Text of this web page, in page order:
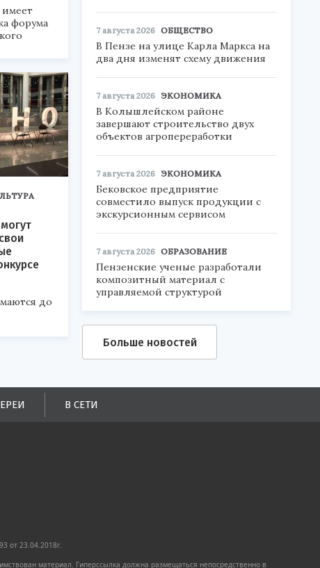
форума
до
7 августа 2026 ОБЩЕСТВО
В Пензе на улице Карла Маркса на
два дня изменят схему движения
7 августа 2026 ЭКОНОМИКА
В Колышлейском районе
завершают строительство двух
объектов агропереработки
7 августа 2026 ЭКОНОМИКА
Бековское предприятие
совместило выпуск продукции с
экскурсионным сервисом
7 августа 2026 ОБРАЗОВАНИЕ
Пензенские ученые разработали
композитный материал с
управляемой структурой
Больше новостей
В СЕТИ
от 23.04.2018г.
материал. Гиперссылка должна размещаться непосредственно в